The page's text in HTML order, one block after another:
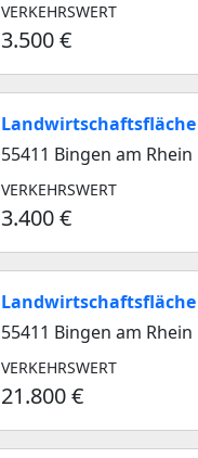
VERKEHRSWERT
3.500 €
Landwirtschaftsfläche
55411 Bingen am Rhein
VERKEHRSWERT
3.400 €
Landwirtschaftsfläche
55411 Bingen am Rhein
VERKEHRSWERT
21.800 €